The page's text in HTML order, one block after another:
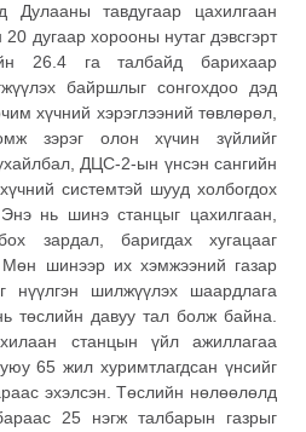
Дулааны тавдугаар цахилгаан
дугаар хорооны нутаг дэвсгэрт
26.4 га талбайд барихаар
байршлыг сонгохдоо дэд
хүчний хэрэглээний төвлөрөл,
зэрэг олон хүчин зүйлийг
ДЦС-2-ын үнсэн сангийн
системтэй шууд холбогдох
нь шинэ станцыг цахилгаан,
зардал, баригдах хугацааг
Мөн шинээр их хэмжээний газар
нүүлгэн шилжүүлэх шаардлага
төслийн давуу тал болж байна.
станцын үйл ажиллагаа
65 жил хуримтлагдсан үнсийг
эхэлсэн. Төслийн нөлөөлөлд
25 нэгж талбарын газрыг